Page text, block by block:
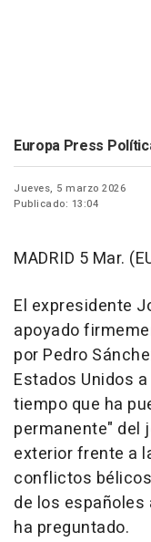
Europa Press
Jueves, 5 marzo 2026
Publicado: 13:04
MADRID 5 Mar.
El expresidente
apoyado
por Pedro
Estados Unidos
tiempo que ha
permanente" del
exterior frente a
conflictos
de los españoles
ha preguntado.